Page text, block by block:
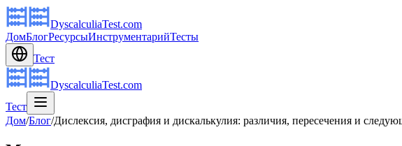
DyscalculiaTest.com
ДомБлогРесурсыИнструментарийТесты
Тест
DyscalculiaTest.com
Тест
Дом/Блог/Дислексия, дисграфия и дискалькулия: различия, пересечения и